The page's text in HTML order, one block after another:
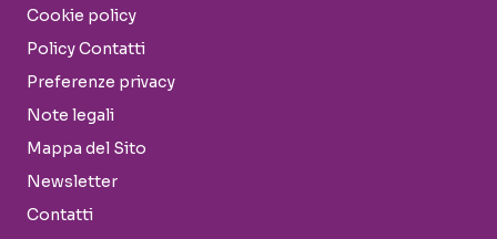
Cookie policy
Policy Contatti
Preferenze privacy
Note legali
Mappa del Sito
Newsletter
Contatti